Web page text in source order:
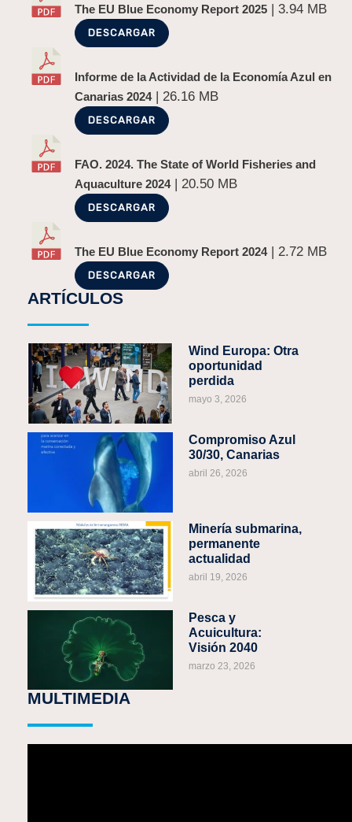
The EU Blue Economy Report 2025 | 3.94 MB
DESCARGAR
Informe de la Actividad de la Economía Azul en
Canarias 2024| 26.16 MB
DESCARGAR
FAO. 2024. The State of World Fisheries and
Aquaculture 2024| 20.50 MB
DESCARGAR
The EU Blue Economy Report 2024| 2.72 MB
DESCARGAR
ARTÍCULOS
Wind Europa: Otra
oportunidad
perdida
mayo 3, 2026
Compromiso Azul
30/30, Canarias
abril 26, 2026
Minería submarina,
permanente
actualidad
abril 19, 2026
Pesca y
Acuicultura:
Visión 2040
marzo 23, 2026
MULTIMEDIA